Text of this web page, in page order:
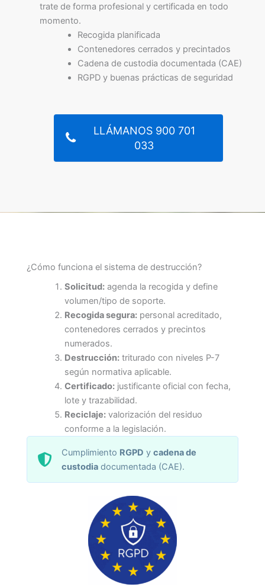
trate de forma profesional y certificada en todo
momento.
Recogida planificada
Contenedores cerrados y precintados
Cadena de custodia documentada (CAE)
RGPD y buenas prácticas de seguridad
LLÁMANOS 900 701
033
¿Cómo funciona el sistema de destrucción?
Solicitud:agenda la recogida y define
volumen/tipo de soporte.
Recogida segura:personal acreditado,
contenedores cerrados y precintos
numerados.
Destrucción:triturado con niveles P-7
según normativa aplicable.
Certificado:justificante oficial con fecha,
lote y trazabilidad.
Reciclaje:valorización del residuo
conforme a la legislación.
Cumplimiento RGPD ycadena de
custodia documentada (CAE).